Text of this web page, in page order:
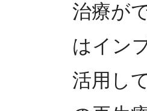
治療が
はイン
活用し